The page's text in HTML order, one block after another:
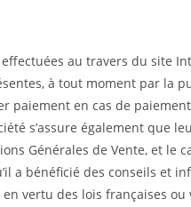
au travers du site
à tout moment par la
en cas de
s’assure également que
Générales de Vente, et le
a bénéficié des conseils et
vertu des lois françaises